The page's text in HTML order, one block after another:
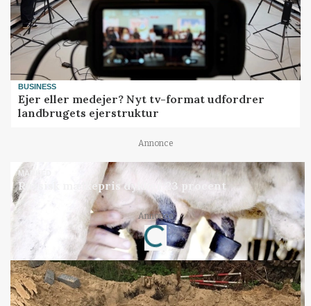
BUSINESS
Ejer eller medejer? Nyt tv-format udfordrer
landbrugets ejerstruktur
Annonce
MARKED
Russisk mælkepris dykker 23 procent
Annonce
Loading...